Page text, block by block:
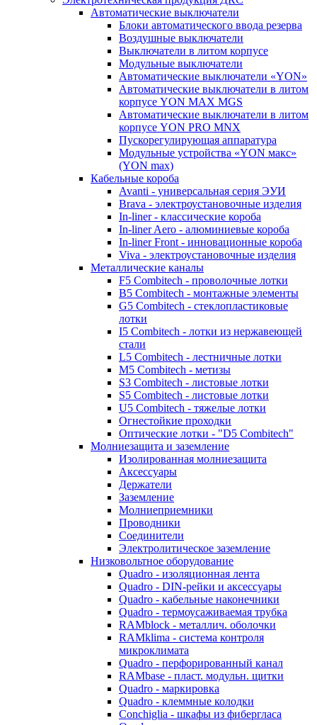
Автоматические выключатели
Блоки автоматического ввода резерва
Воздушные выключатели
Выключатели в литом корпусе
Модульные выключатели
Автоматические выключатели «YON»
Автоматические выключатели в литом
корпусе YON MAX MGS
Автоматические выключатели в литом
корпусе YON PRO MNX
Пускорегулирующая аппаратура
Модульные устройства «YON макс»
(YON max)
Кабельные короба
Avanti - универсальная серия ЭУИ
Brava - электроустановочные изделия
In-liner - классические короба
In-liner Aero - алюминиевые короба
In-liner Front - инновационные короба
Viva - электроустановочные изделия
Металлические каналы
F5 Combitech - проволочные лотки
B5 Combitech - монтажные элементы
G5 Combitech - стеклопластиковые
лотки
I5 Combitech - лотки из нержавеющей
стали
L5 Combitech - лестничные лотки
M5 Combitech - метизы
S3 Combitech - листовые лотки
S5 Combitech - листовые лотки
U5 Combitech - тяжелые лотки
Огнестойкие проходки
Оптические лотки - "D5 Combitech"
Молниезащита и заземление
Изолированная молниезащита
Аксессуары
Держатели
Заземление
Молниеприемники
Проводники
Соединители
Электролитическое заземление
Низковольтное оборудование
Quadro - изоляционная лента
Quadro - DIN-рейки и аксессуары
Quadro - кабельные наконечники
Quadro - термоусаживаемая трубка
RAMblock - металлич. оболочки
RAMklima - система контроля
микроклимата
Quadro - перфорированный канал
RAMbase - пласт. модульн. щитки
Quadro - маркировка
Quadro - клеммные колодки
Conchiglia - шкафы из фибергласа